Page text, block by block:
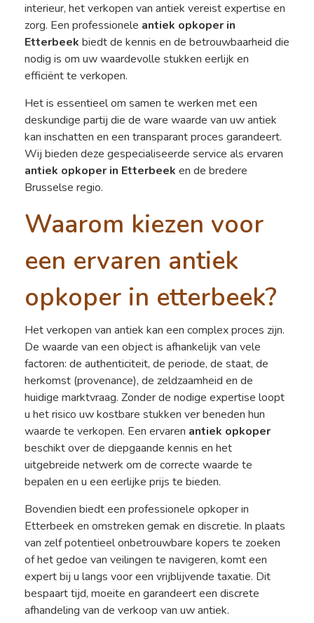
interieur, het verkopen van antiek vereist expertise en
zorg. Een professionele antiek opkoper in
Etterbeek biedt de kennis en de betrouwbaarheid die
nodig is om uw waardevolle stukken eerlijk en
efficiënt te verkopen.
Het is essentieel om samen te werken met een
deskundige partij die de ware waarde van uw antiek
kan inschatten en een transparant proces garandeert.
Wij bieden deze gespecialiseerde service als ervaren
antiek opkoper in Etterbeek en de bredere
Brusselse regio.
Waarom kiezen voor
een ervaren antiek
opkoper in etterbeek?
Het verkopen van antiek kan een complex proces zijn.
De waarde van een object is afhankelijk van vele
factoren: de authenticiteit, de periode, de staat, de
herkomst (provenance), de zeldzaamheid en de
huidige marktvraag. Zonder de nodige expertise loopt
u het risico uw kostbare stukken ver beneden hun
waarde te verkopen. Een ervaren antiek opkoper
beschikt over de diepgaande kennis en het
uitgebreide netwerk om de correcte waarde te
bepalen en u een eerlijke prijs te bieden.
Bovendien biedt een professionele opkoper in
Etterbeek en omstreken gemak en discretie. In plaats
van zelf potentieel onbetrouwbare kopers te zoeken
of het gedoe van veilingen te navigeren, komt een
expert bij u langs voor een vrijblijvende taxatie. Dit
bespaart tijd, moeite en garandeert een discrete
afhandeling van de verkoop van uw antiek.